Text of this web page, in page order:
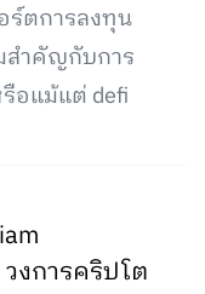
ร์ตการลงทุน
สำคัญกับการ
อแม้แต่ defi
วงการคริปโต